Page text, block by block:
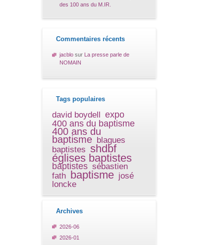
des 100 ans du M.IR.
Commentaires récents
jacblo sur La presse parle de
NOMAIN
Tags populaires
david boydell expo
400 ans du baptisme
400 ans du
baptisme blagues
baptistes shdbf
églises baptistes
baptistes sébastien
fath baptisme josé
loncke
Archives
2026-06
2026-01